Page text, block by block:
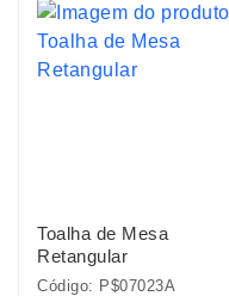
Toalha de Mesa
Retangular
Código: P$07023A